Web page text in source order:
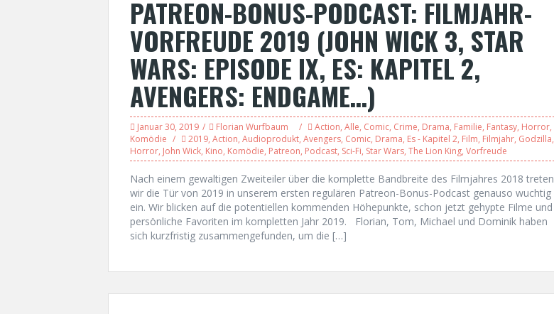
PATREON-BONUS-PODCAST: FILMJAHR-
VORFREUDE 2019 (JOHN WICK 3, STAR
WARS: EPISODE IX, ES: KAPITEL 2,
AVENGERS: ENDGAME…)
Januar 30, 2019 Florian Wurfbaum Action, Alle, Comic, Crime, Drama, Familie, Fantasy, Horror,
Komödie
2019, Action, Audioprodukt, Avengers, Comic, Drama, Es - Kapitel 2, Film, Filmjahr, Godzilla,
Horror, John Wick, Kino, Komödie, Patreon, Podcast, Sci-Fi, Star Wars, The Lion King, Vorfreude
Nach einem gewaltigen Zweiteiler über die komplette Bandbreite des Filmjahres 2018 treten
wir die Tür von 2019 in unserem ersten regulären Patreon-Bonus-Podcast genauso wuchtig
ein. Wir blicken auf die potentiellen kommenden Höhepunkte, schon jetzt gehypte Filme und
persönliche Favoriten im kompletten Jahr 2019. Florian, Tom, Michael und Dominik haben
sich kurzfristig zusammengefunden, um die […]